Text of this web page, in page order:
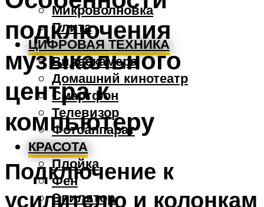
Микроволновка
Плита
ЦИФРОВАЯ ТЕХНИКА
Видеокамера
Домашний кинотеатр
Смартфон
Телевизор
Фотоаппарат
КРАСОТА
Плойка
Фен
Эпилятор
подключения
музыкального
центра к
компьютеру
Подключение к
усилителю и колонкам